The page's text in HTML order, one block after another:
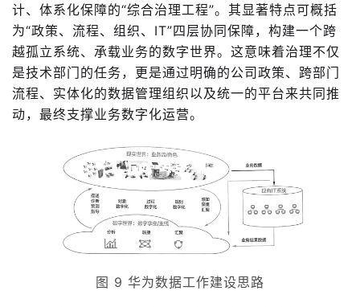
计、体系化保障的“综合治理工程”。其显著特点可概括
为“政策、流程、组织、IT”四层协同保障，构建一个跨
越孤立系统、承载业务的数字世界。这意味着治理不仅
是技术部门的任务，更是通过明确的公司政策、跨部门
流程、实体化的数据管理组织以及统一的平台来共同推
动，最终支撑业务数字化运营。
图 9 华为数据工作建设思路